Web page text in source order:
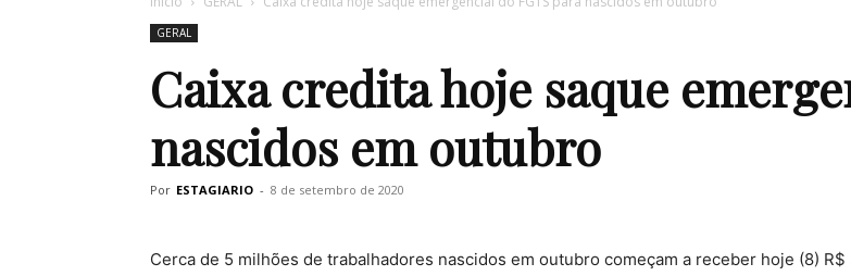
News
GERAL
Caixa credita hoje saque
nascidos em outubro
Por ESTAGIARIO - 8 de setembro de 2020
Cerca de 5 milhões de trabalhadores nascidos em outubro começam a receber hoje (8) R$